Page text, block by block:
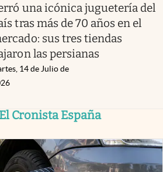
una icónica juguetería del
tras más de 70 años en el
sus tres tiendas
las persianas
14 de Julio de
Cronista España